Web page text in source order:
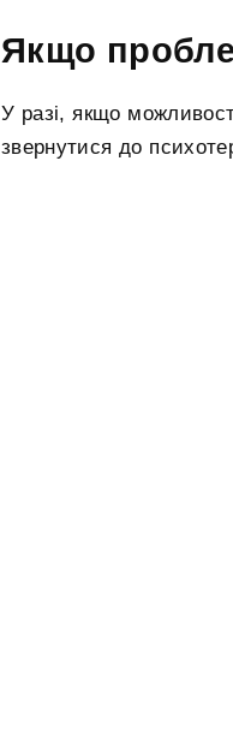
Якщо
У разі, якщо
звернутися до